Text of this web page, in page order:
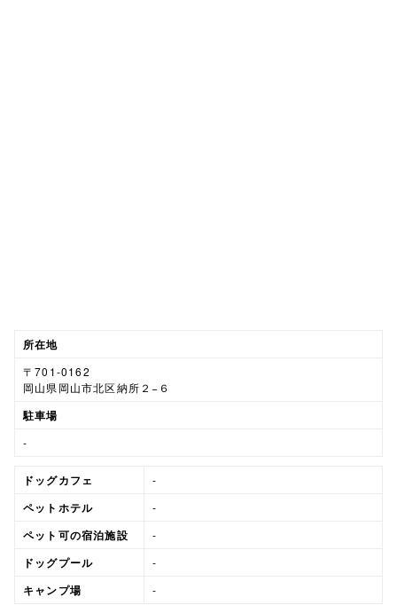
所在地
〒701-0162
岡山県岡山市北区納所２−６
駐車場
-
ドッグカフェ -
ペットホテル -
ペット可の宿泊施設 -
ドッグプール -
キャンプ場 -